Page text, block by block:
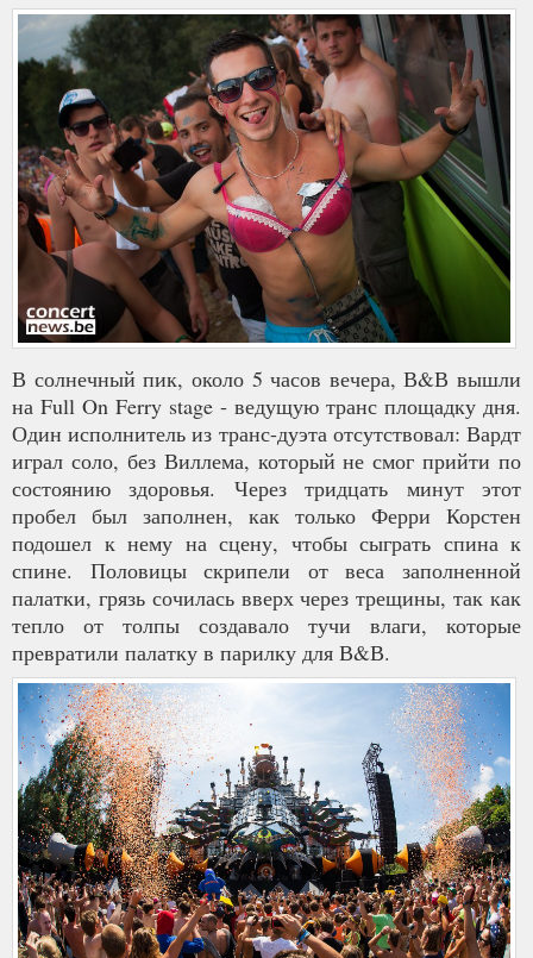
В солнечный пик, около 5 часов вечера, В&В вышли
на Full On Ferry stage - ведущую транс площадку дня.
Один исполнитель из транс-дуэта отсутствовал: Вардт
играл соло, без Виллема, который не смог прийти по
состоянию здоровья. Через тридцать минут этот
пробел был заполнен, как только Ферри Корстен
подошел к нему на сцену, чтобы сыграть спина к
спине. Половицы скрипели от веса заполненной
палатки, грязь сочилась вверх через трещины, так как
тепло от толпы создавало тучи влаги, которые
превратили палатку в парилку для В&В.